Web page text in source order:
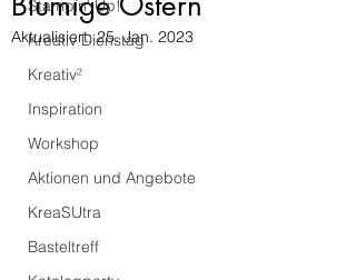
Stampin' Up!
Kreativ Dienstag
Kreativ²
Inspiration
Workshop
Aktionen und Angebote
KreaSUtra
Basteltreff
Aktualisiert:25. Jan. 2023